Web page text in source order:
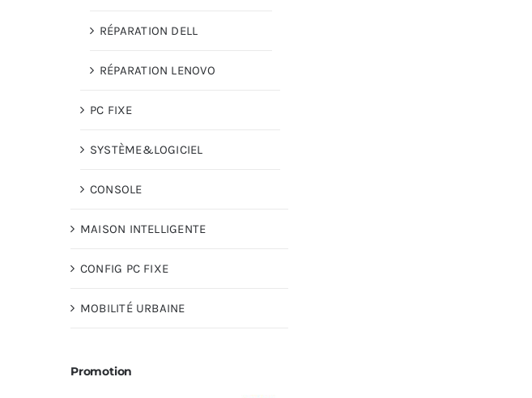
RÉPARATION DELL
RÉPARATION LENOVO
PC FIXE
SYSTÈME&LOGICIEL
CONSOLE
MAISON INTELLIGENTE
CONFIG PC FIXE
MOBILITÉ URBAINE
Promotion